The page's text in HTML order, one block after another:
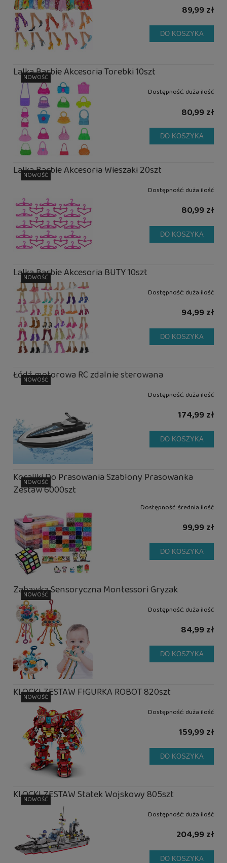
89,99 zł
DO KOSZYKA
Lalka Barbie Akcesoria Torebki 10szt
Dostępność:duża ilość
80,99 zł
DO KOSZYKA
NOWOŚĆ
Lalka Barbie Akcesoria Wieszaki 20szt
Dostępność:duża ilość
80,99 zł
DO KOSZYKA
NOWOŚĆ
Lalka Barbie Akcesoria BUTY 10szt
Dostępność:duża ilość
94,99 zł
DO KOSZYKA
NOWOŚĆ
Łódź motorowa RC zdalnie sterowana
Dostępność:duża ilość
174,99 zł
DO KOSZYKA
NOWOŚĆ
Koraliki Do Prasowania Szablony Prasowanka
Zestaw 6000szt
Dostępność:średnia ilość
99,99 zł
DO KOSZYKA
NOWOŚĆ
Zabawka Sensoryczna Montessori Gryzak
Dostępność:duża ilość
84,99 zł
DO KOSZYKA
NOWOŚĆ
KLOCKI ZESTAW FIGURKA ROBOT 820szt
Dostępność:duża ilość
159,99 zł
DO KOSZYKA
NOWOŚĆ
KLOCKI ZESTAW Statek Wojskowy 805szt
Dostępność:duża ilość
204,99 zł
DO KOSZYKA
NOWOŚĆ